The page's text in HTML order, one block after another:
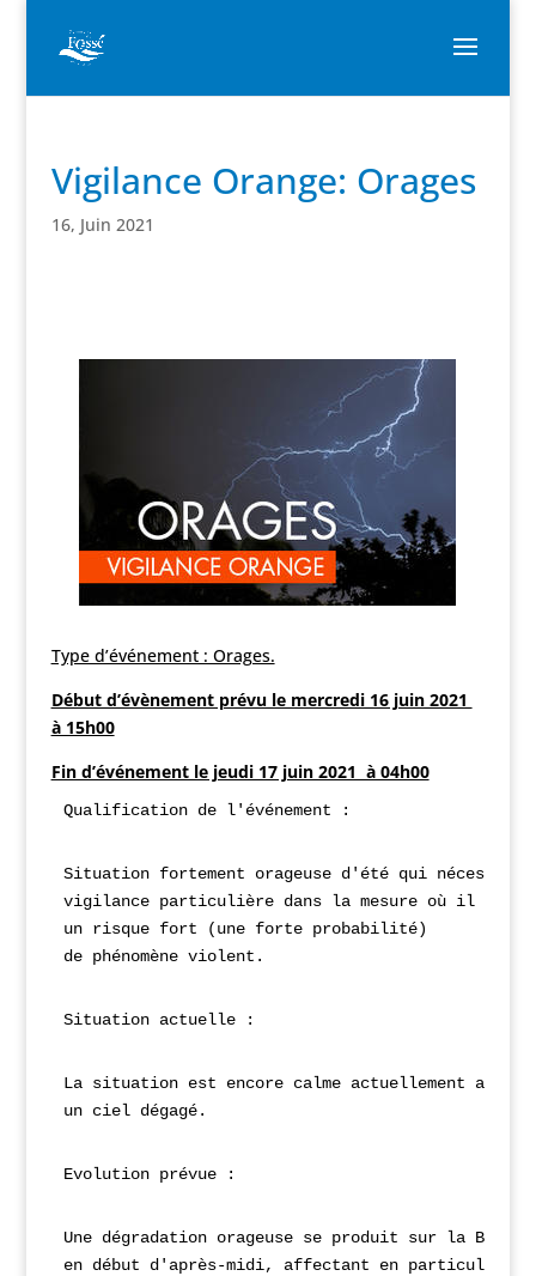
Vigilance Orange: Orages
16, Juin 2021
Type d’événement : Orages.
Début d’évènement prévu le mercredi 16 juin 2021
à 15h00
Fin d’événement le jeudi 17 juin 2021 à 04h00
Qualification de l'événement :
Situation fortement orageuse d'été qui nécessite
vigilance particulière dans la mesure où il
un risque fort (une forte probabilité)
Situation actuelle :
La situation est encore calme actuellement avec
Evolution prévue :
Une dégradation orageuse se produit sur la
en début d'après-midi, affectant en particulier